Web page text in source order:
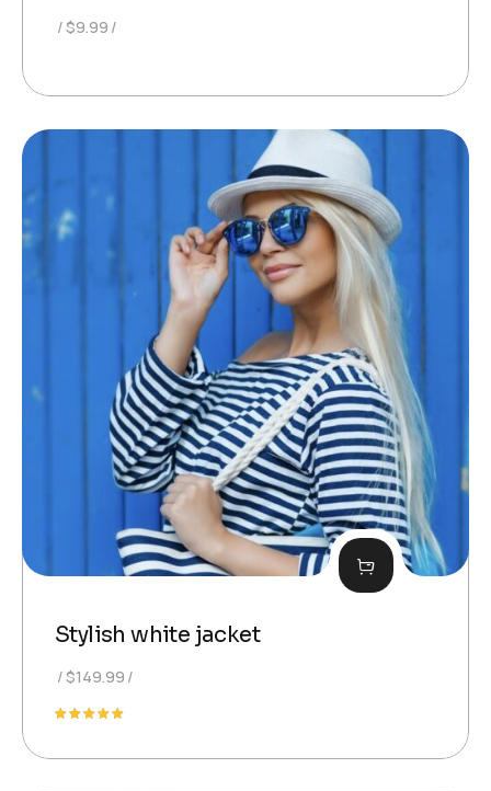
$9.99
Stylish white jacket
$149.99
5.00